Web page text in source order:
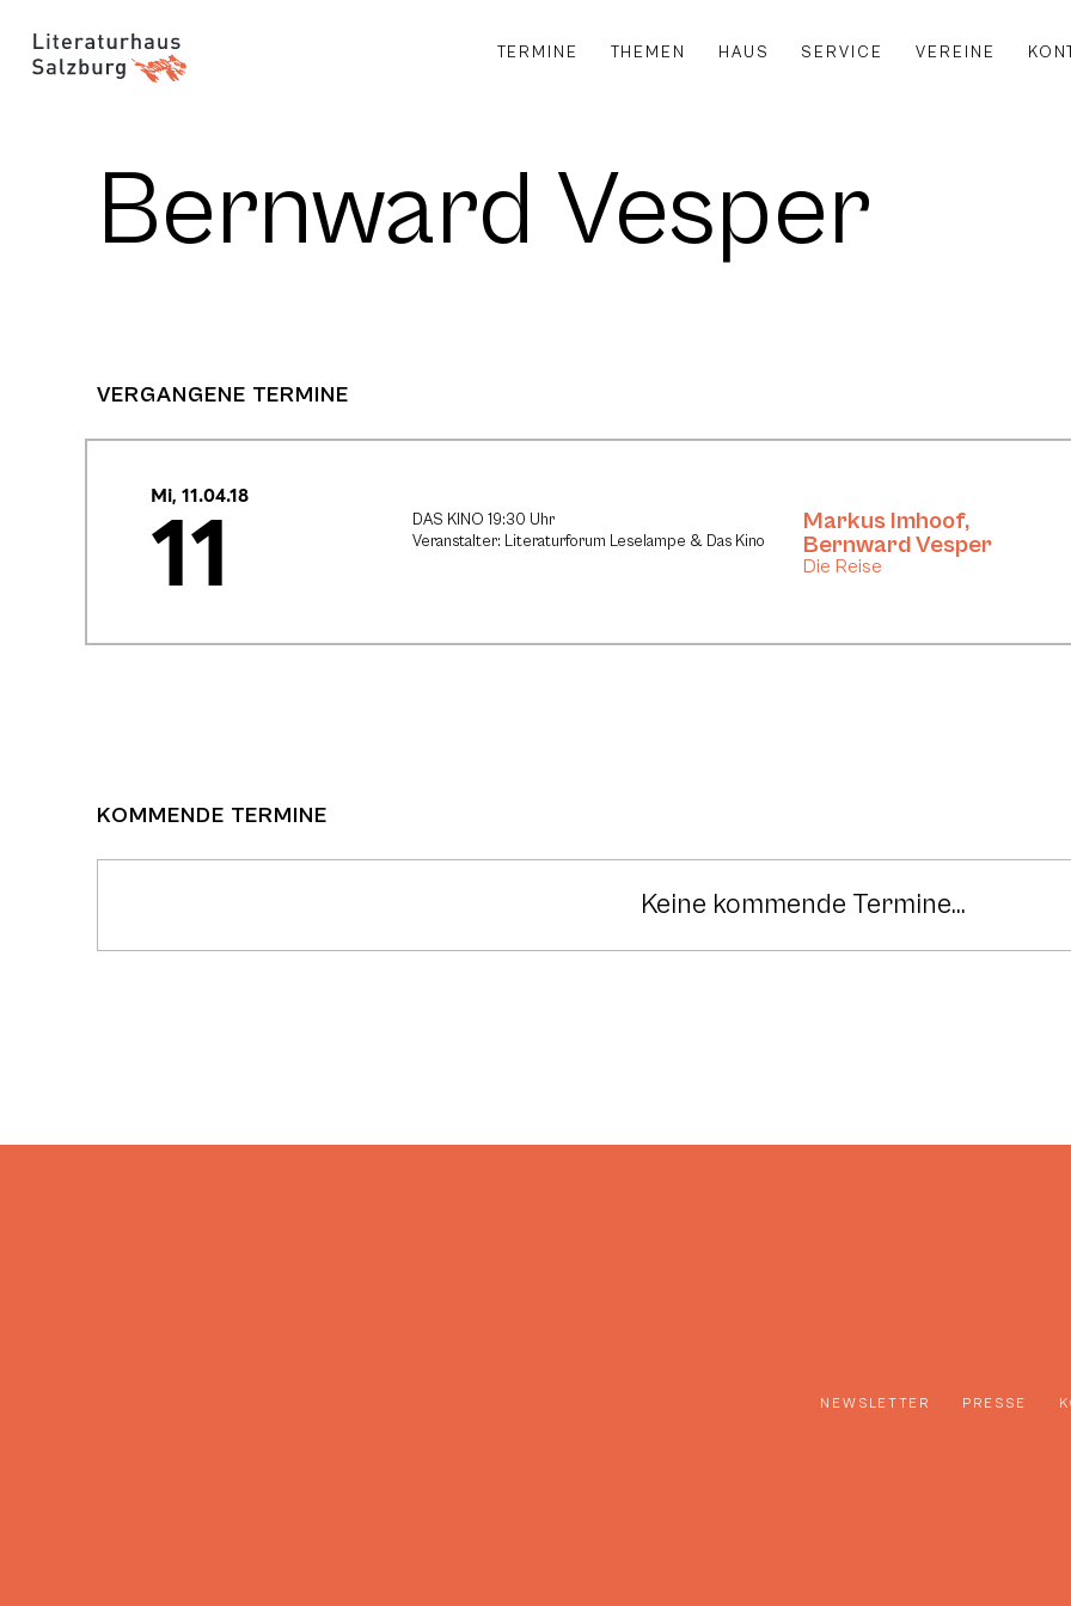
TERMINE THEMEN HAUS SERVICE VEREINE
Bernward Vesper
VERGANGENE TERMINE
Mi, 11.04.18
11
DAS KINO 19:30 Uhr
Veranstalter: Literaturforum Leselampe & Das Kino
Markus Imhoof,
Bernward Vesper
Die Reise
KOMMENDE TERMINE
Keine kommende Termine...
NEWSLETTER PRESSE